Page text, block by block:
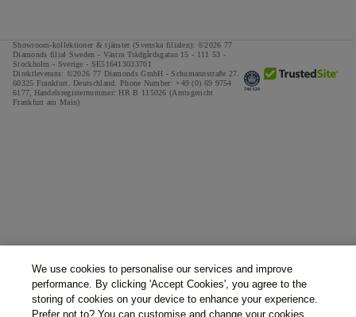
Showroom-kollektioner & tjänster (Svenska filialen): ©2026 77
Diamonds filial Sweden - Västra Trädgårdsgatan 15 - 111 53 -
Stockholm - Sverige - SE516413033701
Direktleverans: ©2026 77 Diamonds GmbH - Schumannstraße 27.
60325 Frankfurt. Deutschland. Phone Number: +49 (0) 69 9754
6177, Handelsregisternummer: HR B 115026 (Amtsgericht
Frankfurt am Main)
We use cookies to personalise our services and improve
performance. By clicking 'Accept Cookies', you agree to the
storing of cookies on your device to enhance your experience.
Prefer not to? You can customise and change your cookies